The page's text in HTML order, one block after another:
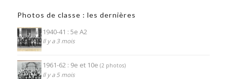
Photos de classe : les dernières
1940-41 : 5e A2
Il y a 3 mois
1961-62 : 9e et 10e (2 photos)
Il y a 5 mois